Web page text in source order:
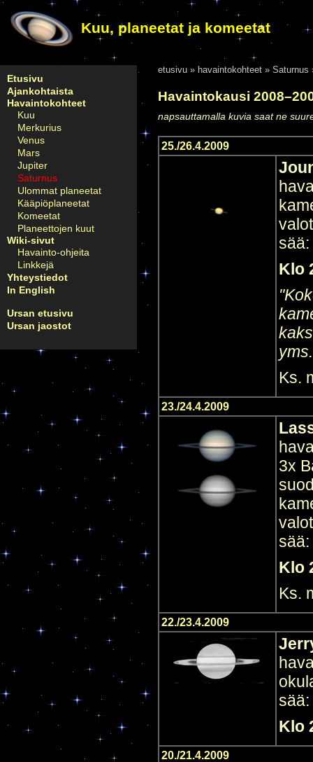
Kuu, planeetat ja komeetat
etusivu» havaintokohteet»Saturnus
Havaintokausi
napsauttamalla kuvia saat ne
25./26.4.2009
sää:
Klo
Ks.
23./24.4.2009
3x
sää:
Klo
Ks.
22./23.4.2009
sää:
Klo
20./21.4.2009
Etusivu
Ajankohtaista
Havaintokohteet
Kuu
Merkurius
Venus
Mars
Jupiter
Saturnus
Ulommat planeetat
Kääpiöplaneetat
Komeetat
Planeettojen kuut
Wiki-sivut
Havainto-ohjeita
Linkkejä
Yhteystiedot
In English
Ursan etusivu
Ursan jaostot